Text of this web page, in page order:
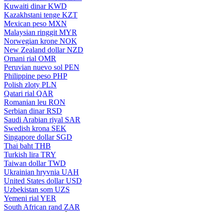
Kuwaiti dinar KWD
Kazakhstani tenge KZT
Mexican peso MXN
Malaysian ringgit MYR
Norwegian krone NOK
New Zealand dollar NZD
Omani rial OMR
Peruvian nuevo sol PEN
Philippine peso PHP
Polish zloty PLN
Qatari rial QAR
Romanian leu RON
Serbian dinar RSD
Saudi Arabian riyal SAR
Swedish krona SEK
Singapore dollar SGD
Thai baht THB
Turkish lira TRY
Taiwan dollar TWD
Ukrainian hryvnia UAH
United States dollar USD
Uzbekistan som UZS
Yemeni rial YER
South African rand ZAR